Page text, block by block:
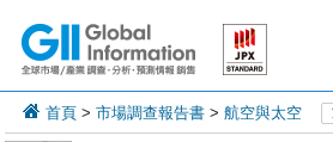
首頁 >市場調查報告書 >航空與太空